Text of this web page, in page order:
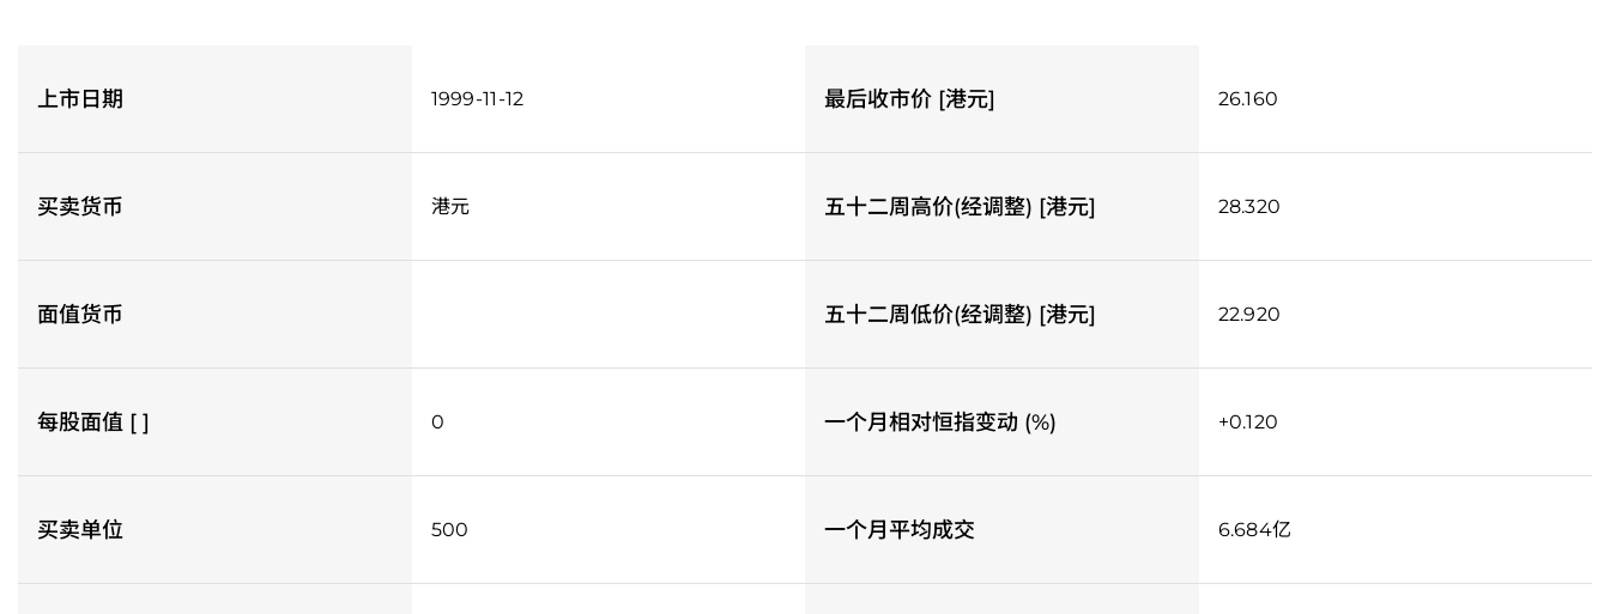
上市日期 1999-11-12 最后收市价 [港元] 26.160
买卖货币 港元 五十二周高价(经调整) [港元] 28.320
面值货币 五十二周低价(经调整) [港元] 22.920
每股面值 [ ] 0 一个月相对恒指变动 (%) +0.120
买卖单位 500 一个月平均成交 6.684亿